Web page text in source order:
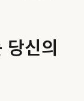
당신의